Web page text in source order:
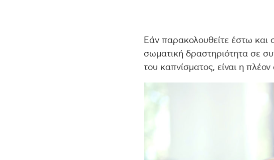
Εάν παρακολουθείτε έστω και
σωματική δραστηριότητα σε
του καπνίσματος, είναι η